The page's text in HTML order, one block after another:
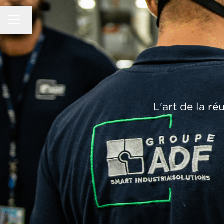
MENU CARRIÈRE
Changer la langue
L'art de la